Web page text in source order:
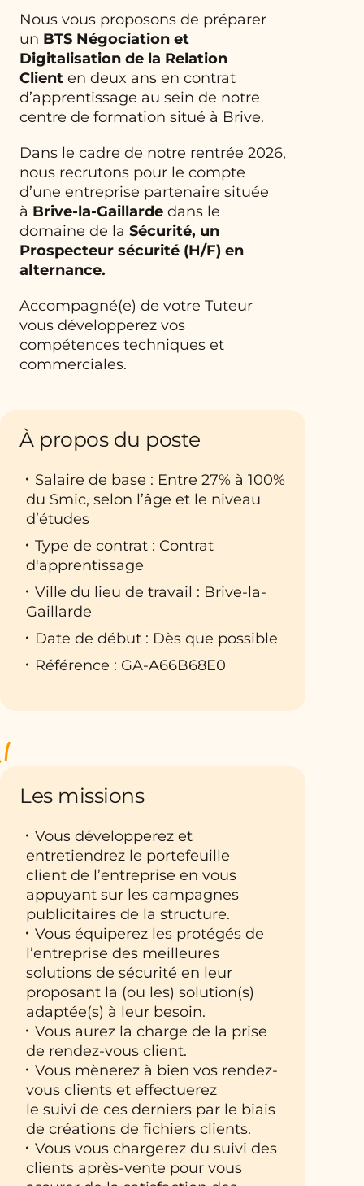
Nous vous proposons de préparer
un BTS Négociation et
Digitalisation de la Relation
Client en deux ans en contrat
d’apprentissage au sein de notre
centre de formation situé à Brive.
Dans le cadre de notre rentrée 2026,
nous recrutons pour le compte
d’une entreprise partenaire située
à Brive-la-Gaillarde dans le
domaine de la Sécurité, un
Prospecteur sécurité (H/F) en
alternance.
Accompagné(e) de votre Tuteur
vous développerez vos
compétences techniques et
commerciales.
À propos du poste
Salaire de base : Entre 27% à 100%
du Smic, selon l’âge et le niveau
d’études
Type de contrat : Contrat
d'apprentissage
Ville du lieu de travail : Brive-la-
Gaillarde
Date de début : Dès que possible
Référence : GA-A66B68E0
Les missions
Vous développerez et
entretiendrez le portefeuille
client de l’entreprise en vous
appuyant sur les campagnes
publicitaires de la structure.
Vous équiperez les protégés de
l’entreprise des meilleures
solutions de sécurité en leur
proposant la (ou les) solution(s)
adaptée(s) à leur besoin.
Vous aurez la charge de la prise
de rendez-vous client.
Vous mènerez à bien vos rendez-
vous clients et effectuerez
le suivi de ces derniers par le biais
de créations de fichiers clients.
Vous vous chargerez du suivi des
clients après-vente pour vous